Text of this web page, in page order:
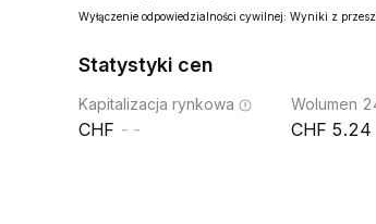
Wyłączenie odpowiedzialności cywilnej: Wyniki z
Statystyki cen
Kapitalizacja rynkowa
--
Wolumen
5.24